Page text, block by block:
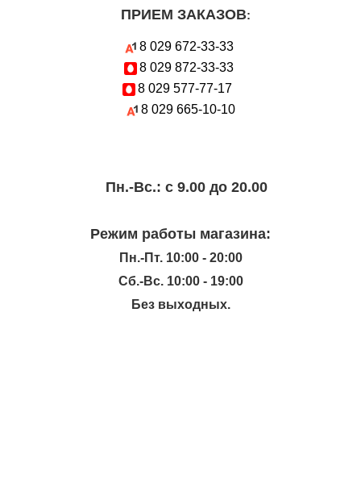
ПРИЕМ ЗАКАЗОВ:
8 029 672-33-33
8 029 872-33-33
8 029 577-77-17
8 029 665-10-10
Пн.-Вc.: с 9.00 до 20.00
Режим работы магазина:
Пн.-Пт. 10:00 - 20:00
Сб.-Вс. 10:00 - 19:00
Без выходных.